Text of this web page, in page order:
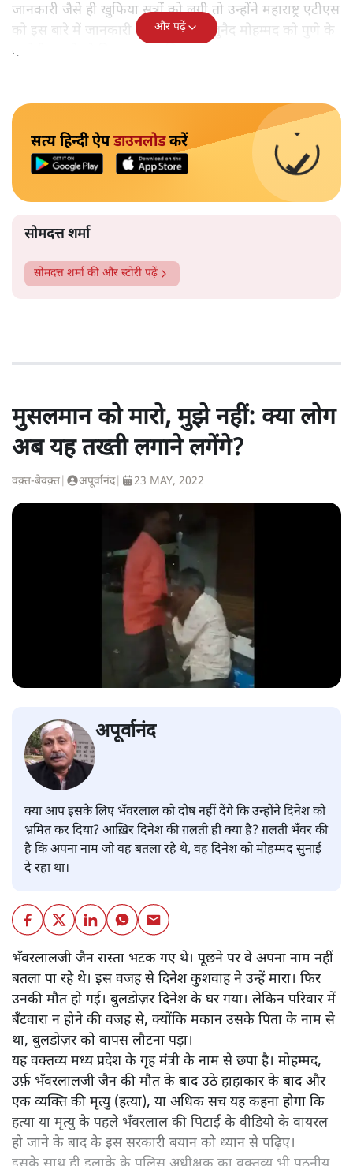
जानकारी जैसे ही खुफिया सूत्रों को लगी तो उन्होंने महाराष्ट्र एटीएस
को इस बारे में जानकारी दी। इसके बाद जुनैद मोहम्मद को पुणे के
दापोडी इलाक़े से गिरफ्तार कर लिया गया।
और पढ़ें
सत्य हिन्दी ऐपडाउनलोडकरें
सोमदत्त शर्मा
सोमदत्त शर्मा की और स्टोरी पढ़ें
मुसलमान को मारो, मुझे नहीं: क्या लोग
अब यह तख्ती लगाने लगेंगे?
वक़्त-बेवक़्त अपूर्वानंद| 23 MAY, 2022
अपूर्वानंद
क्या आप इसके लिए भँवरलाल को दोष नहीं देंगे कि उन्होंने दिनेश को
भ्रमित कर दिया? आख़िर दिनेश की ग़लती ही क्या है? ग़लती भँवर की
है कि अपना नाम जो वह बतला रहे थे, वह दिनेश को मोहम्मद सुनाई
दे रहा था।
भँवरलालजी जैन रास्ता भटक गए थे। पूछने पर वे अपना नाम नहीं
बतला पा रहे थे। इस वजह से दिनेश कुशवाह ने उन्हें मारा। फिर
उनकी मौत हो गई। बुलडोज़र दिनेश के घर गया। लेकिन परिवार में
बँटवारा न होने की वजह से, क्योंकि मकान उसके पिता के नाम से
था, बुलडोज़र को वापस लौटना पड़ा।
यह वक्तव्य मध्य प्रदेश के गृह मंत्री के नाम से छपा है। मोहम्मद,
उर्फ़ भँवरलालजी जैन की मौत के बाद उठे हाहाकार के बाद और
एक व्यक्ति की मृत्यु (हत्या), या अधिक सच यह कहना होगा कि
हत्या या मृत्यु के पहले भँवरलाल की पिटाई के वीडियो के वायरल
हो जाने के बाद के इस सरकारी बयान को ध्यान से पढ़िए।